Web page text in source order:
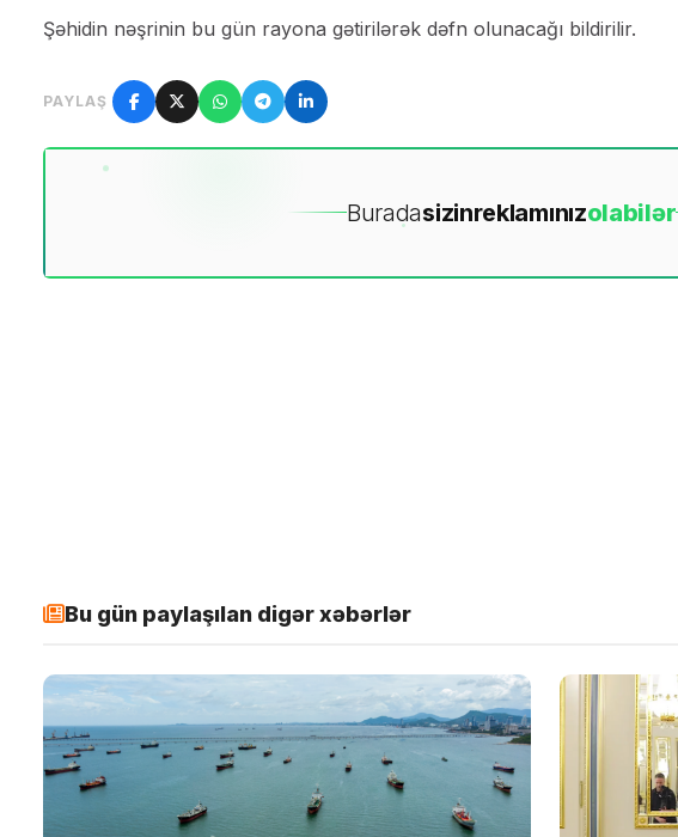
Şəhidin nəşrinin bu gün rayona gətirilərək dəfn olunacağı bildirilir.
PAYLAŞ
Buradasizinreklamınızolabilər
Bu gün paylaşılan digər xəbərlər